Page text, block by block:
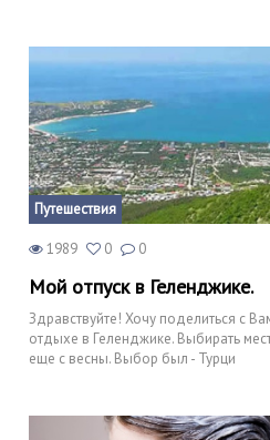
Путешествия
1989 0 0
Мой отпуск в Геленджике.
Здравствуйте! Хочу поделиться с
отдыхе в Геленджике. Выбирать
еще с весны. Выбор был - Турци